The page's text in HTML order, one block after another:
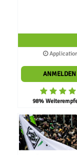
ANMELDEN
98%